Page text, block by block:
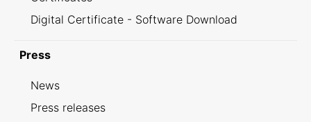
Digital Certificate - Software Download
Press
News
Press releases